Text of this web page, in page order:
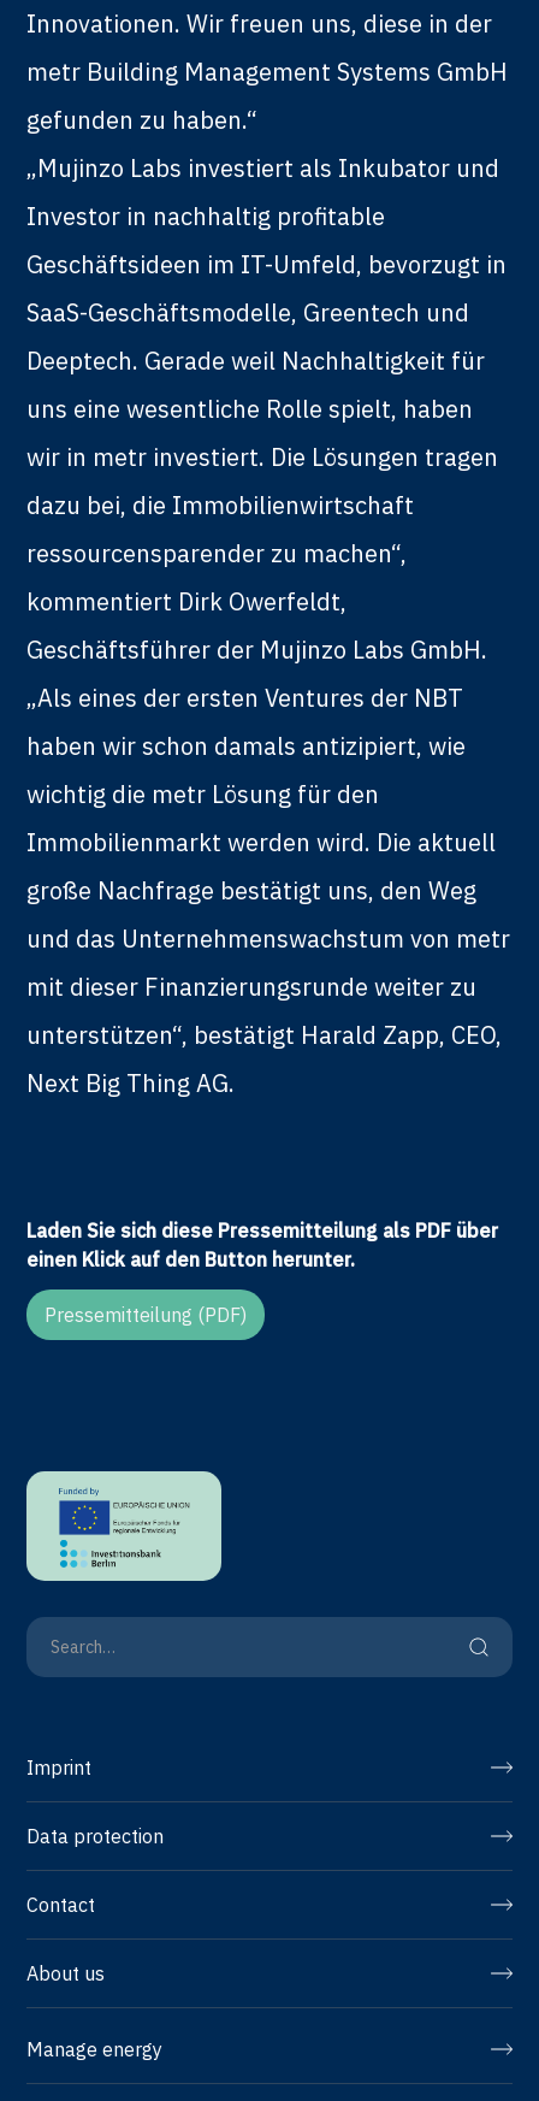
Innovationen. Wir freuen uns, diese in der
metr Building Management Systems GmbH
gefunden zu haben.“
„Mujinzo Labs investiert als Inkubator und
Investor in nachhaltig profitable
Geschäftsideen im IT-Umfeld, bevorzugt in
SaaS-Geschäftsmodelle, Greentech und
Deeptech. Gerade weil Nachhaltigkeit für
uns eine wesentliche Rolle spielt, haben
wir in metr investiert. Die Lösungen tragen
dazu bei, die Immobilienwirtschaft
ressourcensparender zu machen“,
kommentiert Dirk Owerfeldt,
Geschäftsführer der Mujinzo Labs GmbH.
„Als eines der ersten Ventures der NBT
haben wir schon damals antizipiert, wie
wichtig die metr Lösung für den
Immobilienmarkt werden wird. Die aktuell
große Nachfrage bestätigt uns, den Weg
und das Unternehmenswachstum von metr
mit dieser Finanzierungsrunde weiter zu
unterstützen“, bestätigt Harald Zapp, CEO,
Next Big Thing AG.
Laden Sie sich diese Pressemitteilung als PDF über
einen Klick auf den Button herunter.
Pressemitteilung (PDF)
Imprint
Data protection
Contact
About us
Manage energy